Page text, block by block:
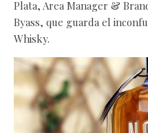
Plata, Area Manager &
Byass, que guarda el
Whisky.